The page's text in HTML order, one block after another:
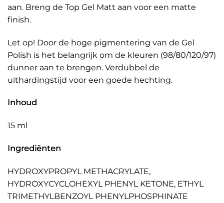
aan. Breng de Top Gel Matt aan voor een matte
finish.
Let op! Door de hoge pigmentering van de Gel
Polish is het belangrijk om de kleuren (98/80/120/97)
dunner aan te brengen. Verdubbel de
uithardingstijd voor een goede hechting.
Inhoud
15 ml
Ingrediënten
HYDROXYPROPYL METHACRYLATE,
HYDROXYCYCLOHEXYL PHENYL KETONE, ETHYL
TRIMETHYLBENZOYL PHENYLPHOSPHINATE